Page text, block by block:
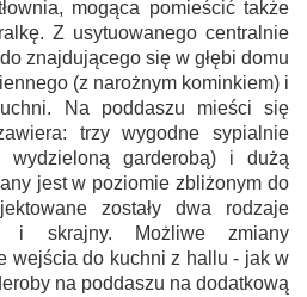
mogąca pomieścić także
Z usytuowanego centralnie
znajdującego się w głębi domu
(z narożnym kominkiem) i
Na poddaszu mieści się
trzy wygodne sypialnie
wydzieloną garderobą) i dużą
jest w poziomie zbliżonym do
zostały dwa rodzaje
i skrajny. Możliwe zmiany
wejścia do kuchni z hallu - jak w
na poddaszu na dodatkową